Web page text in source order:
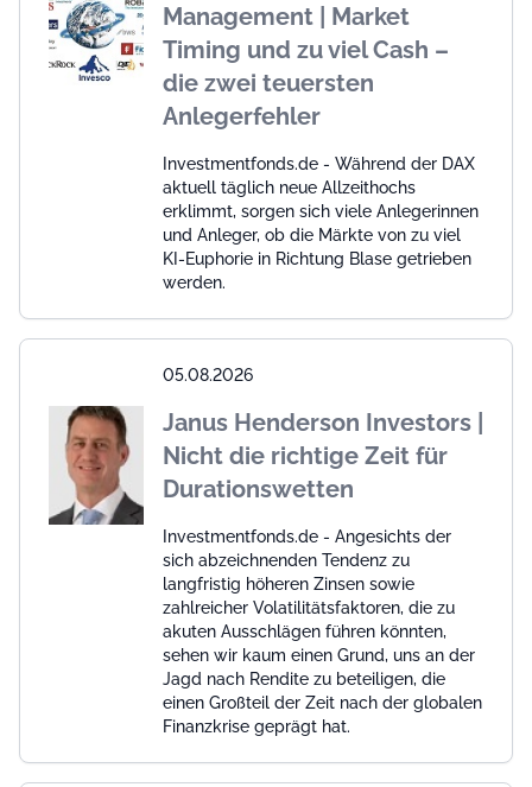
Management | Market
Timing und zu viel Cash –
die zwei teuersten
Anlegerfehler
Investmentfonds.de - Während der DAX
aktuell täglich neue Allzeithochs
erklimmt, sorgen sich viele Anlegerinnen
und Anleger, ob die Märkte von zu viel
KI-Euphorie in Richtung Blase getrieben
werden.
05.08.2026
Janus Henderson Investors |
Nicht die richtige Zeit für
Durationswetten
Investmentfonds.de - Angesichts der
sich abzeichnenden Tendenz zu
langfristig höheren Zinsen sowie
zahlreicher Volatilitätsfaktoren, die zu
akuten Ausschlägen führen könnten,
sehen wir kaum einen Grund, uns an der
Jagd nach Rendite zu beteiligen, die
einen Großteil der Zeit nach der globalen
Finanzkrise geprägt hat.